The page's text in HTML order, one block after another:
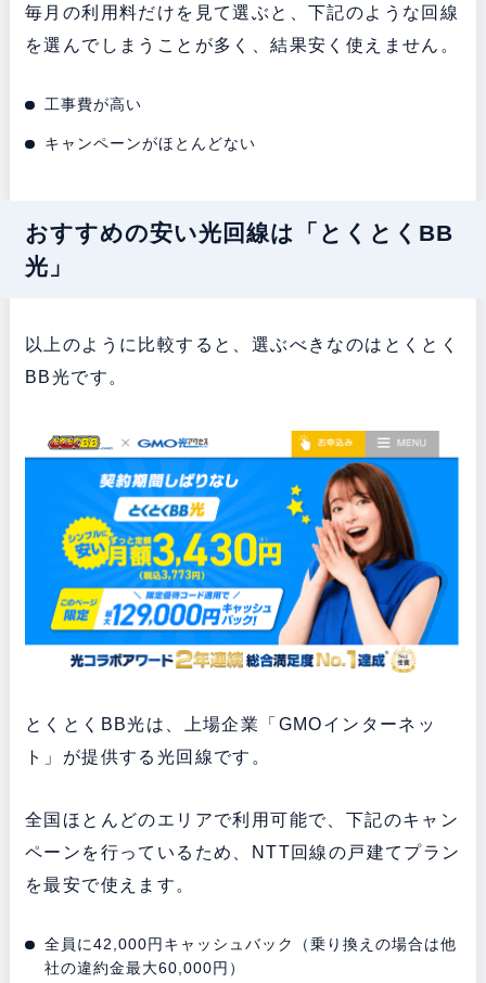
毎月の利用料だけを見て選ぶと、下記のような回線
を選んでしまうことが多く、結果安く使えません。
工事費が高い
キャンペーンがほとんどない
おすすめの安い光回線は「とくとくBB
光」
以上のように比較すると、選ぶべきなのはとくとく
BB光です。
とくとくBB光は、上場企業「GMOインターネッ
ト」が提供する光回線です。
全国ほとんどのエリアで利用可能で、下記のキャン
ペーンを行っているため、NTT回線の戸建てプラン
を最安で使えます。
全員に42,000円キャッシュバック（乗り換えの場合は他
社の違約金最大60,000円）